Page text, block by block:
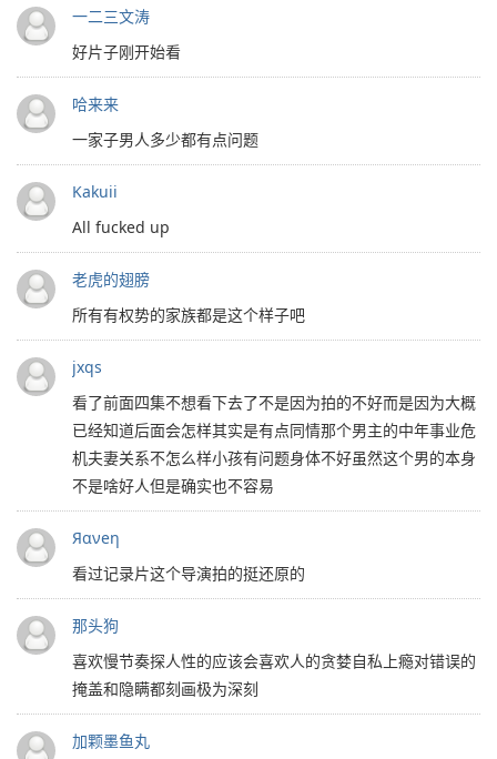
一二三文涛
好片子刚开始看
哈来来
一家子男人多少都有点问题
Kakuii
All fucked up
老虎的翅膀
所有有权势的家族都是这个样子吧
jxqs
看了前面四集不想看下去了不是因为拍的不好而是因为大概
已经知道后面会怎样其实是有点同情那个男主的中年事业危
机夫妻关系不怎么样小孩有问题身体不好虽然这个男的本身
不是啥好人但是确实也不容易
Яανeη
看过记录片这个导演拍的挺还原的
那头狗
喜欢慢节奏探人性的应该会喜欢人的贪婪自私上瘾对错误的
掩盖和隐瞒都刻画极为深刻
加颗墨鱼丸